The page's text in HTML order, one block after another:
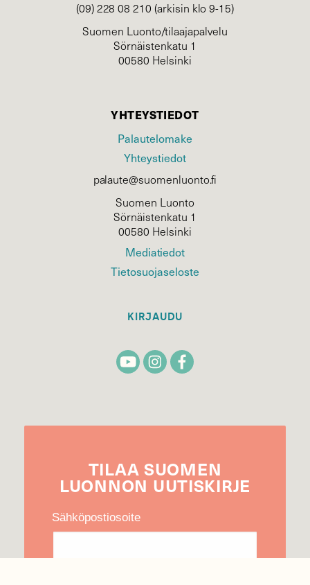
(09) 228 08 210 (arkisin klo 9-15)
Suomen Luonto/tilaajapalvelu
Sörnäistenkatu 1
00580 Helsinki
YHTEYSTIEDOT
Palautelomake
Yhteystiedot
palaute@suomenluonto.fi
Suomen Luonto
Sörnäistenkatu 1
00580 Helsinki
Mediatiedot
Tietosuojaseloste
KIRJAUDU
TILAA SUOMEN
LUONNON UUTIS­KIRJE
Sähköpostiosoite